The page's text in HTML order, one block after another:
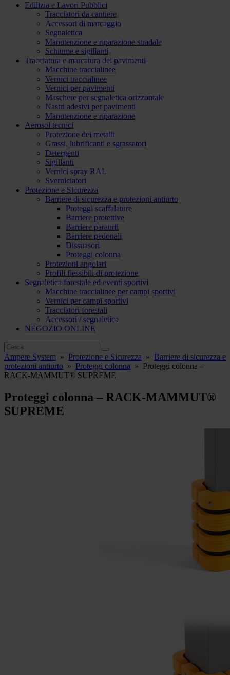
Edilizia e Lavori Pubblici
Tracciatori da cantiere
Accessori di marcaggio
Segnaletica
Manutenzione e riparazione stradale
Schiume e sigillanti
Tracciatura e marcatura dei pavimenti
Macchine traccialinee
Vernici traccialinee
Vernici per pavimenti
Maschere per segnaletica orizzontale
Nastri adesivi per pavimenti
Manutenzione e riparazione
Aerosol tecnici
Protezione dei metalli
Grassi, lubrificanti e sgrassatori
Detergenti
Sigillanti
Vernici spray RAL
Sverniciatori
Protezione e Sicurezza
Barriere di sicurezza e protezioni antiurto
Proteggi scaffalature
Barriere protettive
Barriere paraurti
Barriere pedonali
Dissuasori
Proteggi colonna
Protezioni angolari
Profili flessibili di protezione
Segnaletica forestale ed eventi sportivi
Macchine traccialinee per campi sportivi
Vernici per campi sportivi
Tracciatori forestali
Accessori / segnaletica
NEGOZIO ONLINE
Ampere System » Protezione e Sicurezza » Barriere di sicurezza e
protezioni antiurto » Proteggi colonna » Proteggi colonna –
RACK-MAMMUT® SUPREME
Proteggi colonna – RACK-MAMMUT®
SUPREME